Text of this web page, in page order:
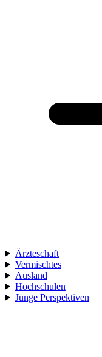
Ärzteschaft
Vermischtes
Ausland
Hochschulen
Junge Perspektiven